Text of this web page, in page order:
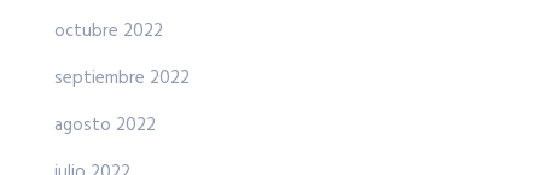
octubre 2022
septiembre 2022
agosto 2022